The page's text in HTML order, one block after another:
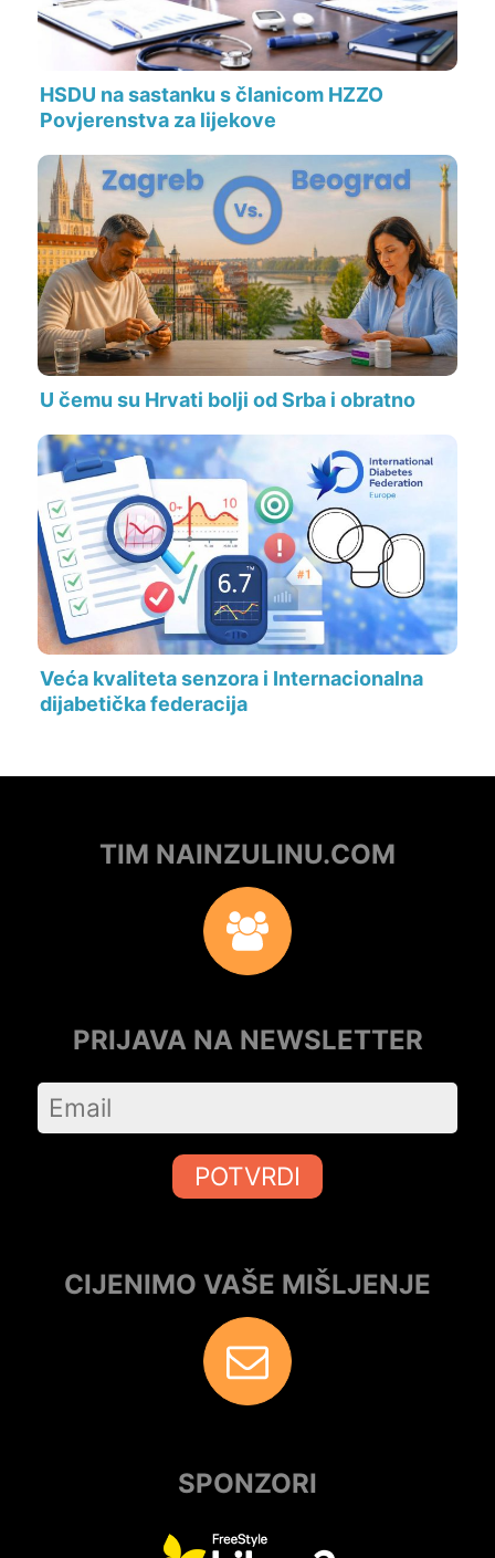
HSDU na sastanku s članicom HZZO
Povjerenstva za lijekove
U čemu su Hrvati bolji od Srba i obratno
Veća kvaliteta senzora i Internacionalna
dijabetička federacija
TIM NAINZULINU.COM
PRIJAVA NA NEWSLETTER
POTVRDI
CIJENIMO VAŠE MIŠLJENJE
SPONZORI